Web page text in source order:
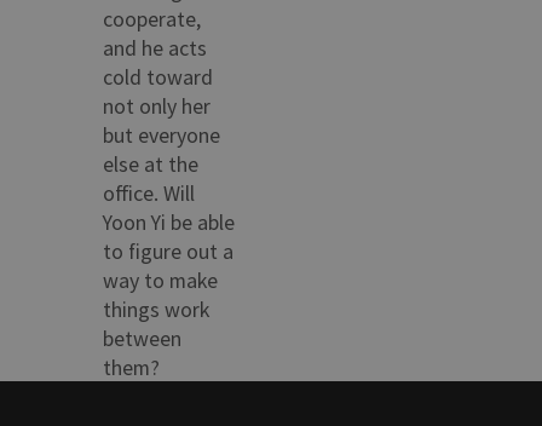
cooperate,
and he acts
cold toward
not only her
but everyone
else at the
office. Will
Yoon Yi be able
to figure out a
way to make
things work
between
them?